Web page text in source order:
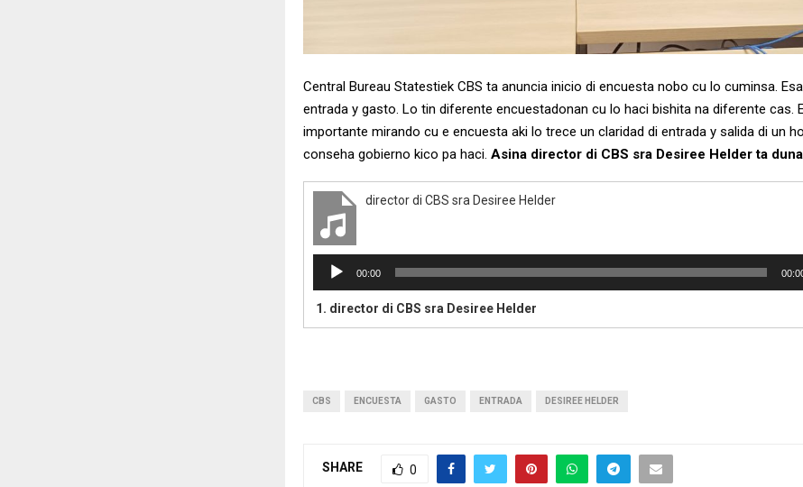
Central Bureau Statestiek CBS ta anuncia inicio di encuesta nobo cu lo cuminsa.
entrada y gasto. Lo tin diferente encuestadonan cu lo haci bishita na diferente cas.
importante mirando cu e encuesta aki lo trece un claridad di entrada y salida di un
conseha gobierno kico pa haci. Asina director di CBS sra Desiree Helder ta
director di CBS sra Desiree Helder
d
a
00:00
1. director di CBS sra Desiree Helder
CBS ENCUESTA GASTO ENTRADA DESIREE HELDER
SHARE 0